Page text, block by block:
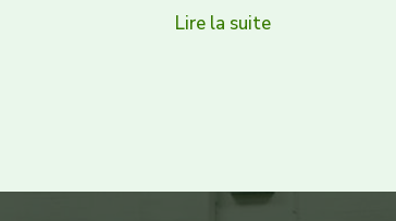
Lire la suite